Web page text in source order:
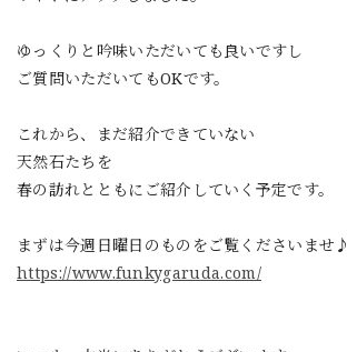
ゆっくりと吟味いただいても良いですし
ご質問いただいてもOKです。
これから、まだ紹介できていない
天然石たちを
春の訪れとともにご紹介していく予定です。
まずは今週日曜日のものをご覧くださいませ♪
https://www.funkygaruda.com/